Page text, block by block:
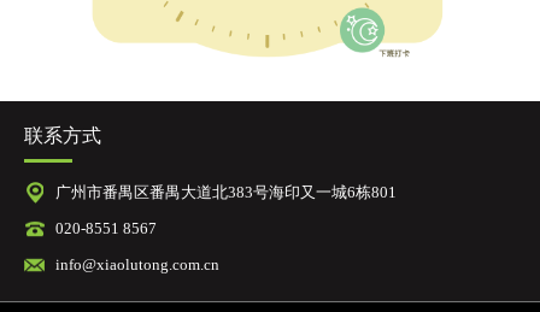
联系方式
广州市番禺区番禺大道北383号海印又一城6栋801
020-8551 8567
info@xiaolutong.com.cn